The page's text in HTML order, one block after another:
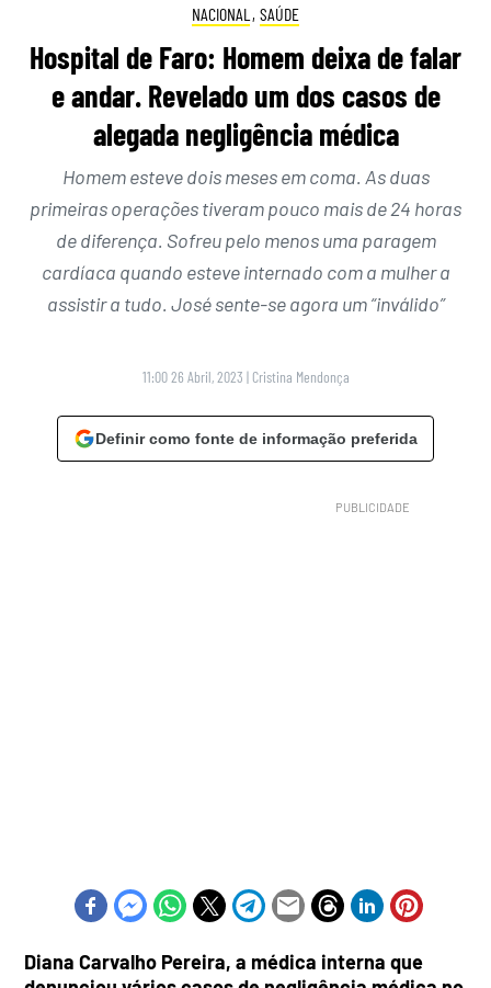
NACIONAL , SAÚDE
Hospital de Faro: Homem deixa de falar
e andar. Revelado um dos casos de
alegada negligência médica
Homem esteve dois meses em coma. As duas
primeiras operações tiveram pouco mais de 24 horas
de diferença. Sofreu pelo menos uma paragem
cardíaca quando esteve internado com a mulher a
assistir a tudo. José sente-se agora um “inválido”
11:00 26 Abril, 2023 | Cristina Mendonça
Definir como fonte de informação preferida
Diana Carvalho Pereira, a médica interna que